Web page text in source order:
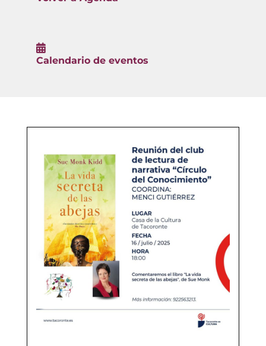

Calendario de eventos